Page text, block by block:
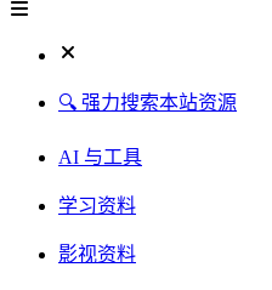
🔍 强力搜索本站资源
AI 与工具
学习资料
影视资料